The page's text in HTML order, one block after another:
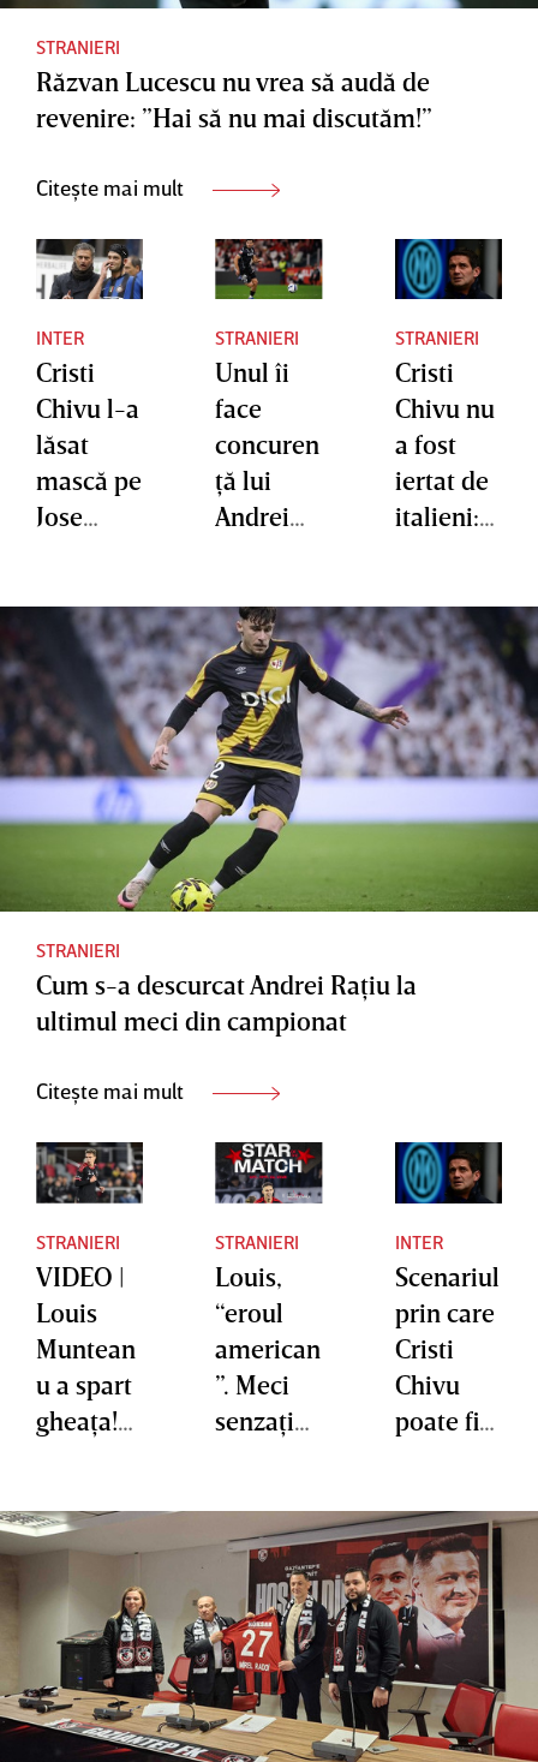
STRANIERI
Răzvan Lucescu nu vrea să audă de
revenire: ”Hai să nu mai discutăm!”
Citește mai mult
INTER
Cristi
Chivu l-a
lăsat
mască pe
Jose
crezut
niciodată
"
STRANIERI
Unul îi
face
concuren
ţă lui
Andrei
cel mai
bun
pasator
din
campion
at. Îi va
chema
Hagi la
naţională
STRANIERI
Cristi
Chivu nu
a fost
iertat de
italieni:
tot!”
STRANIERI
Cum s-a descurcat Andrei Raţiu la
ultimul meci din campionat
Citește mai mult
STRANIERI
VIDEO |
Louis
Muntean
u a spart
gheaţa!
român,
gol în
tricoul
lui DC
United
STRANIERI
Louis,
“eroul
american
”. Meci
senzaţio
atacantul
naţionale
i
INTER
Scenariul
prin care
Cristi
Chivu
poate fi
campion
în Serie A
în acest
weekend
! De ce
rezultate
are